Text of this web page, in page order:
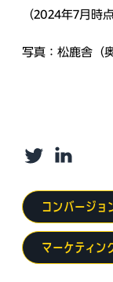
（2024年7月時
写真：松鹿舎（
Twitter
コンバージョ
マーケティン